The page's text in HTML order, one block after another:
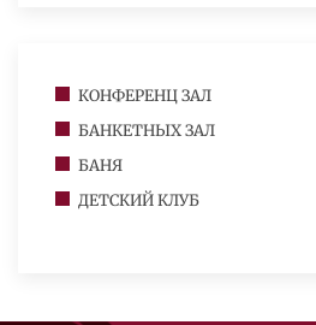
КОНФЕРЕНЦ ЗАЛ
БАНКЕТНЫХ ЗАЛ
БАНЯ
ДЕТСКИЙ КЛУБ